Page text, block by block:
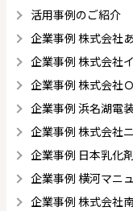
活用事例のご紹介
企業事例 株式会社
企業事例 株式会社
企業事例 株式会社
企業事例 浜名湖電
企業事例 株式会社
企業事例 日本乳化
企業事例 横河マニ
企業事例 株式会社